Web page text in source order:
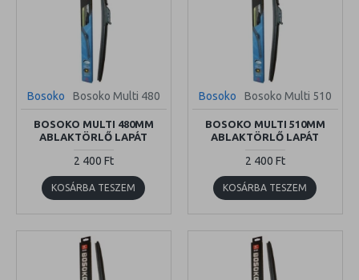
Bosoko Bosoko Multi 480
BOSOKO MULTI 480MM
ABLAKTÖRLŐ LAPÁT
2 400 Ft
KOSÁRBA TESZEM
Bosoko Bosoko Multi 510
BOSOKO MULTI 510MM
ABLAKTÖRLŐ LAPÁT
2 400 Ft
KOSÁRBA TESZEM